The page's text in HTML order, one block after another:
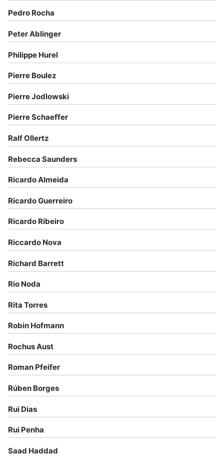
Pedro Rocha
Peter Ablinger
Philippe Hurel
Pierre Boulez
Pierre Jodlowski
Pierre Schaeffer
Ralf Ollertz
Rebecca Saunders
Ricardo Almeida
Ricardo Guerreiro
Ricardo Ribeiro
Riccardo Nova
Richard Barrett
Rio Noda
Rita Torres
Robin Hofmann
Rochus Aust
Roman Pfeifer
Rúben Borges
Rui Dias
Rui Penha
Saad Haddad